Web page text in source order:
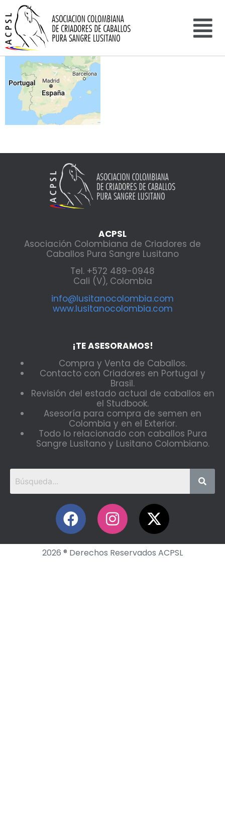
ACPSL
Asociación Colombiana de Criadores de
Caballos Pura Sangre Lusitano
Tel. +572 489-0948
Cali (V), Colombia
info@lusitanocolombia.com
www.lusitanocolombia.com
¡TE ASESORAMOS!
Compra y Venta de Caballos.
Contacto con Criadores en Portugal y
Brasil.
Revisión del estado actual de caballos en
el Studbook.
Asesoría para compra de semen en
Colombia y en el Exterior.
Todo lo relacionado con caballos Pura
Sangre Lusitano y Lusitano Colombiano.
2026 ® Derechos Reservados ACPSL